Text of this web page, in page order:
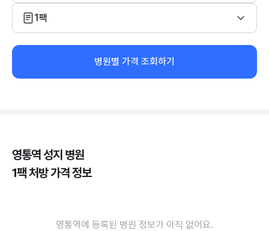
1팩
병원별 가격 조회하기
영통역 성지 병원
1팩 처방 가격 정보
영통역에 등록된 병원 정보가 아직 없어요.